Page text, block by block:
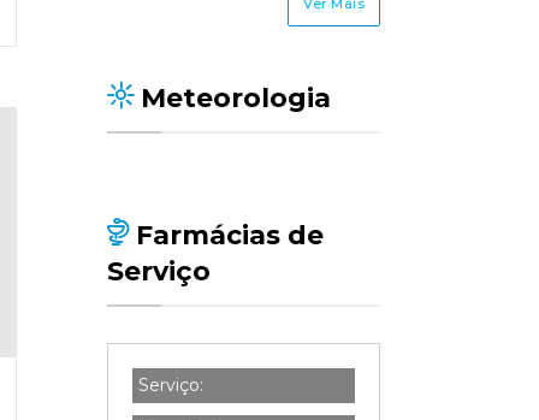
Ver Mais
Meteorologia
Farmácias de
Serviço
Serviço: